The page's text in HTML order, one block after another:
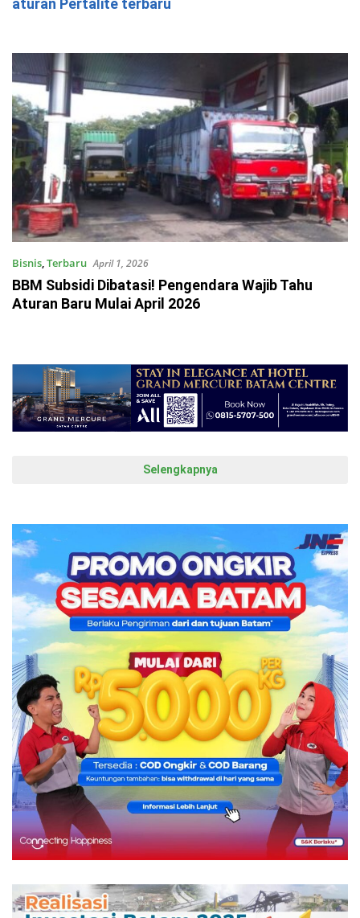
aturan Pertalite terbaru
Bisnis,Terbaru April 1, 2026
BBM Subsidi Dibatasi! Pengendara Wajib Tahu
Aturan Baru Mulai April 2026
Selengkapnya